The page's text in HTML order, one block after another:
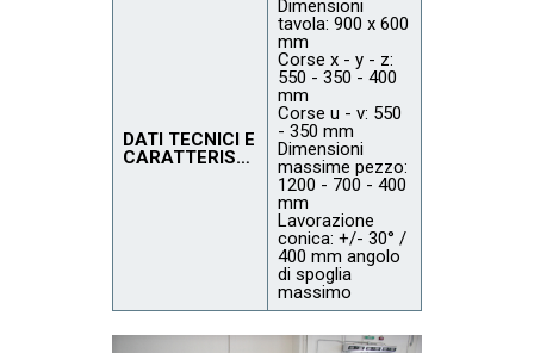
DATI TECNICI E
CARATTERISTICHE
Dimensioni
tavola: 900 x 600
mm
Corse x - y - z:
550 - 350 - 400
mm
Corse u - v: 550
- 350 mm
Dimensioni
massime pezzo:
1200 - 700 - 400
mm
Lavorazione
conica: +/- 30° /
400 mm angolo
di spoglia
massimo